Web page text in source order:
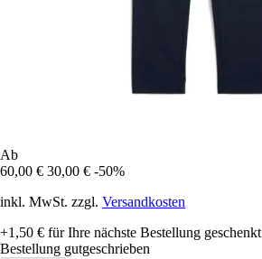
Ab
60,00 € 30,00 € -50%
inkl. MwSt. zzgl. Versandkosten
+1,50 € für Ihre nächste Bestellung geschenkt
Bestellung gutgeschrieben